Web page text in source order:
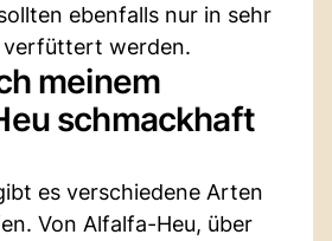
ebenfalls nur in sehr
verfüttert werden.
meinem
schmackhaft
es verschiedene Arten
Von Alfalfa-Heu, über